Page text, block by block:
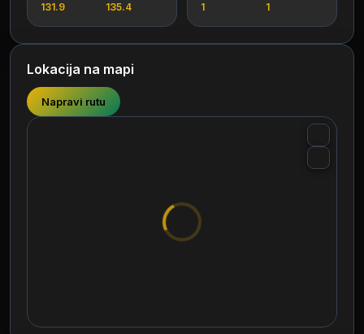
131.9
135.4
1
1
Lokacija na mapi
Napravi rutu